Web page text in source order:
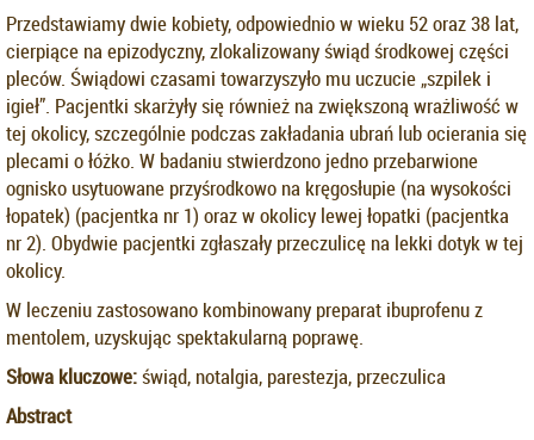
Przedstawiamy dwie kobiety, odpowiednio w wieku 52 oraz 38 lat,
cierpiące na epizodyczny, zlokalizowany świąd środkowej części
pleców. Świądowi czasami towarzyszyło mu uczucie „szpilek i
igieł”. Pacjentki skarżyły się również na zwiększoną wrażliwość w
tej okolicy, szczególnie podczas zakładania ubrań lub ocierania się
plecami o łóżko. W badaniu stwierdzono jedno przebarwione
ognisko usytuowane przyśrodkowo na kręgosłupie (na wysokości
łopatek) (pacjentka nr 1) oraz w okolicy lewej łopatki (pacjentka
nr 2). Obydwie pacjentki zgłaszały przeczulicę na lekki dotyk w tej
okolicy.
W leczeniu zastosowano kombinowany preparat ibuprofenu z
mentolem, uzyskując spektakularną poprawę.
Słowa kluczowe:świąd, notalgia, parestezja, przeczulica
Abstract